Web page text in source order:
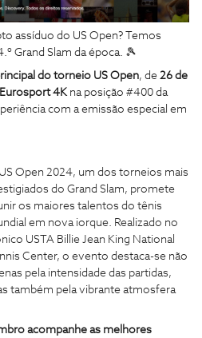
assíduo do US Open? Temos
Grand Slam da época. 🎾
do torneio US Open, de 26 de
Eurosport 4Kna posição #400 da
com a emissão especial em
Open 2024, um dos torneios mais
do Grand Slam, promete
os maiores talentos do tênis
em nova iorque. Realizado no
USTA Billie Jean King National
Center, o evento destaca-se não
pela intensidade das partidas,
também pela vibrante atmosfera
acompanhe as melhores